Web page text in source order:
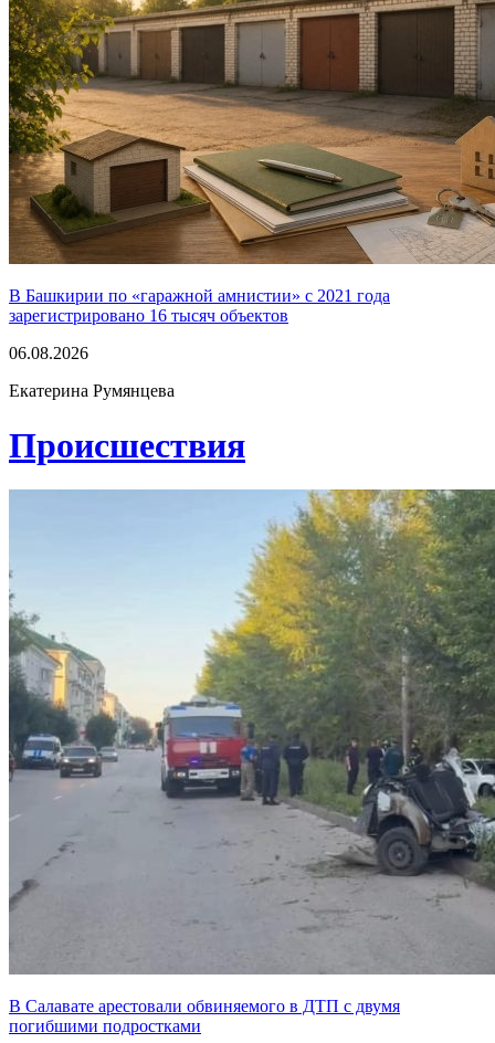
В Башкирии по «гаражной амнистии» с 2021 года
зарегистрировано 16 тысяч объектов
06.08.2026
Екатерина Румянцева
Проиcшествия
В Салавате арестовали обвиняемого в ДТП с двумя
погибшими подростками